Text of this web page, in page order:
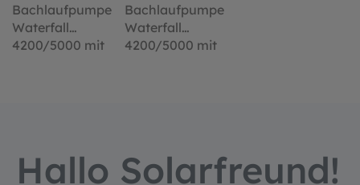
Bachlaufpumpe
Waterfall
4200/5000 mit
Bachlaufpumpe
Waterfall
4200/5000 mit
Hallo Solarfreund!